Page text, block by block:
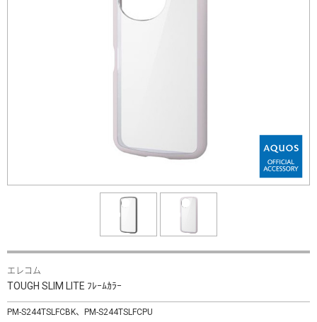
エレコム
TOUGH SLIM LITE ﾌﾚｰﾑｶﾗｰ
PM-S244TSLFCBK、PM-S244TSLFCPU